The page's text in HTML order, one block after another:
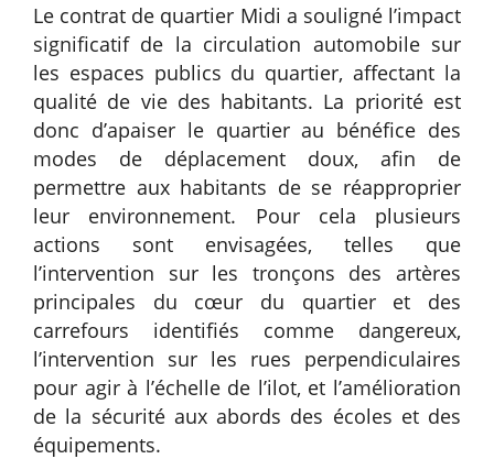
Le contrat de quartier Midi a souligné l’impact
significatif de la circulation automobile sur
les espaces publics du quartier, affectant la
qualité de vie des habitants. La priorité est
donc d’apaiser le quartier au bénéfice des
modes de déplacement doux, afin de
permettre aux habitants de se réapproprier
leur environnement. Pour cela plusieurs
actions sont envisagées, telles que
l’intervention sur les tronçons des artères
principales du cœur du quartier et des
carrefours identifiés comme dangereux,
l’intervention sur les rues perpendiculaires
pour agir à l’échelle de l’ilot, et l’amélioration
de la sécurité aux abords des écoles et des
équipements.